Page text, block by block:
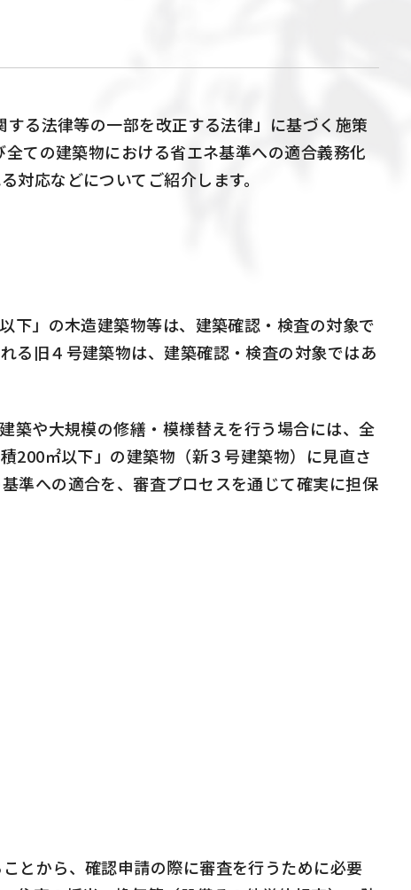
る法律等の一部を改正する法律」に基づく施策
ての建築物における省エネ基準への適合義務化
応などについてご紹介します。
下」の木造建築物等は、建築確認・検査の対象で
る旧４号建築物は、建築確認・検査の対象ではあ
築や大規模の修繕・模様替えを行う場合には、全
200㎡以下」の建築物（新３号建築物）に見直さ
準への適合を、審査プロセスを通じて確実に担保
とから、確認申請の際に審査を行うために必要